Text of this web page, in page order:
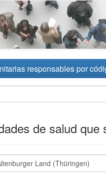
responsables por
de salud que